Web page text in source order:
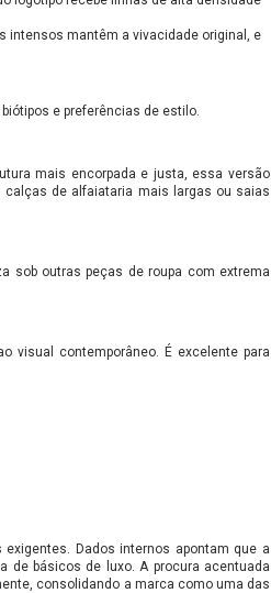
intensos mantêm a vivacidade original, e
e preferências de estilo.
mais encorpada e justa, essa versão
de alfaiataria mais largas ou saias
sob outras peças de roupa com extrema
visual contemporâneo. É excelente para
Dados internos apontam que a
de básicos de luxo. A procura acentuada
consolidando a marca como uma das